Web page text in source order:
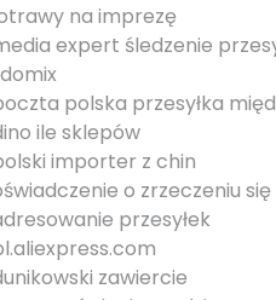
na imprezę
expert śledzenie
polska przesyłka
ile sklepów
importer z chin
o zrzeczeniu
przesyłek
zawiercie